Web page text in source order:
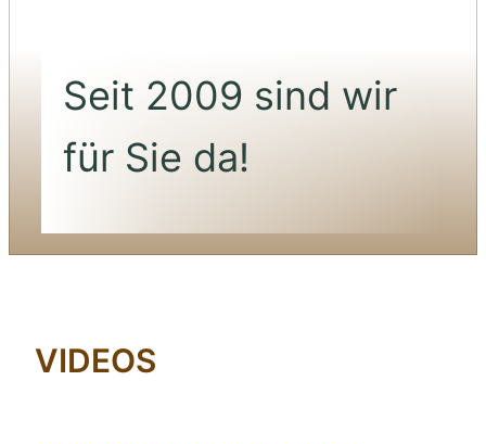
Seit 2009 sind wir
für Sie da!
VIDEOS